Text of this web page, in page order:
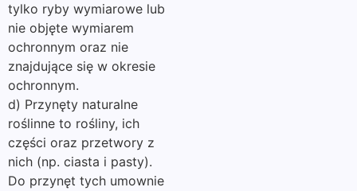
tylko ryby wymiarowe lub
nie objęte wymiarem
ochronnym oraz nie
znajdujące się w okresie
ochronnym.
d) Przynęty naturalne
roślinne to rośliny, ich
części oraz przetwory z
nich (np. ciasta i pasty).
Do przynęt tych umownie